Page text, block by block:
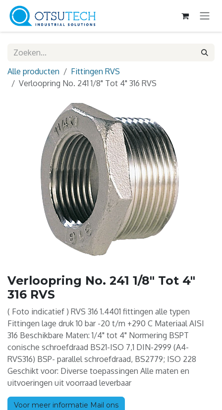
Overslaan naar inhoud
Alle producten
Fittingen RVS
Verloopring No. 241 1/8" Tot 4" 316 RVS
Verloopring No. 241 1/8" Tot 4"
316 RVS
( Foto indicatief ) RVS 316 1.4401 fittingen alle typen
Fittingen lage druk 10 bar -20 t/m +290 C Materiaal AISI
316 Beschikbare Maten: 1/4" tot 4" Normering BSPT
conische schroefdraad BS21-ISO 7,1 DIN-2999 (A4-
RVS316) BSP- parallel schroefdraad, BS2779; ISO 228
Geschikt voor: Diverse toepassingen Alle maten en
uitvoeringen uit voorraad leverbaar
Voor meer informatie Mail ons